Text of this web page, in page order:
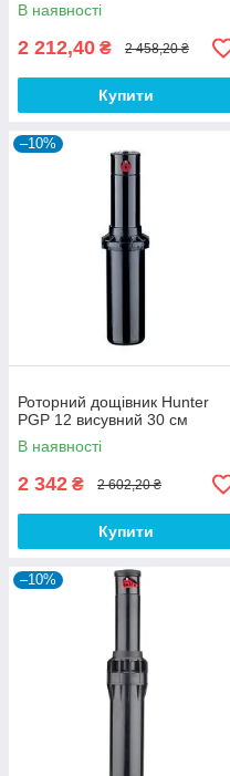
В наявності
2 212,40 ₴ 2 458,20 ₴
Купити
–10%
Роторний дощівник Hunter
PGP 12 висувний 30 см
В наявності
2 342 ₴ 2 602,20 ₴
Купити
–10%